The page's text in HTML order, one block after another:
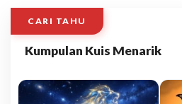
CARI TAHU
Kumpulan Kuis Menarik